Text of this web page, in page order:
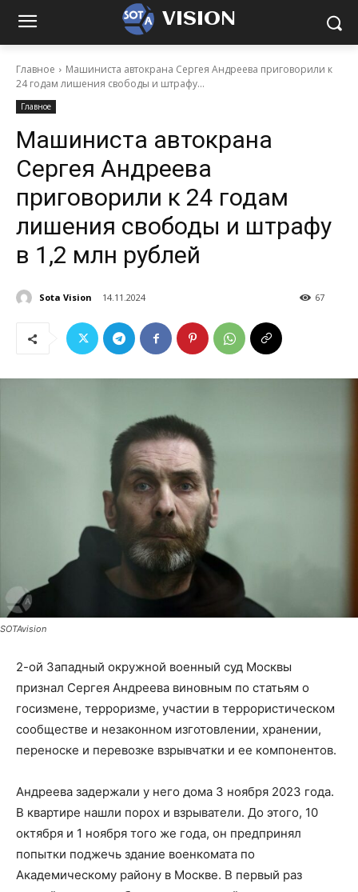
VISION
Главное
Машиниста автокрана Сергея Андреева приговорили к
24 годам лишения свободы и штрафу...
Главное
Машиниста автокрана
Сергея Андреева
приговорили к 24 годам
лишения свободы и штрафу
в 1,2 млн рублей
Sota Vision 14.11.2024 67
SOTAvision
2-ой Западный окружной военный суд Москвы
признал Сергея Андреева виновным по статьям о
госизмене, терроризме, участии в террористическом
сообществе и незаконном изготовлении, хранении,
переноске и перевозке взрывчатки и ее компонентов.
Андреева задержали у него дома 3 ноября 2023 года.
В квартире нашли порох и взрыватели. До этого, 10
октября и 1 ноября того же года, он предпринял
попытки поджечь здание военкомата по
Академическому району в Москве. В первый раз